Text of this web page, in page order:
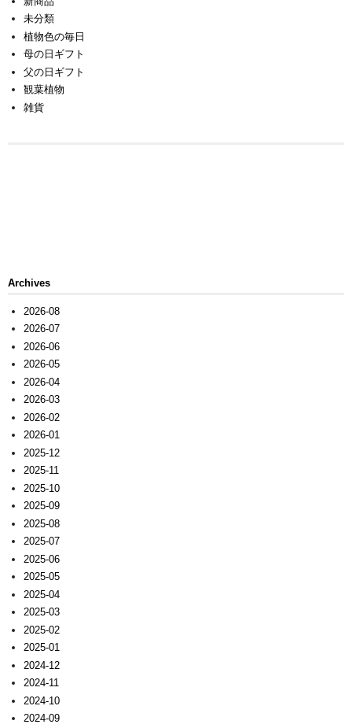
未分類
植物色の毎日
母の日ギフト
父の日ギフト
観葉植物
雑貨
Archives
2026-08
2026-07
2026-06
2026-05
2026-04
2026-03
2026-02
2026-01
2025-12
2025-11
2025-10
2025-09
2025-08
2025-07
2025-06
2025-05
2025-04
2025-03
2025-02
2025-01
2024-12
2024-11
2024-10
2024-09